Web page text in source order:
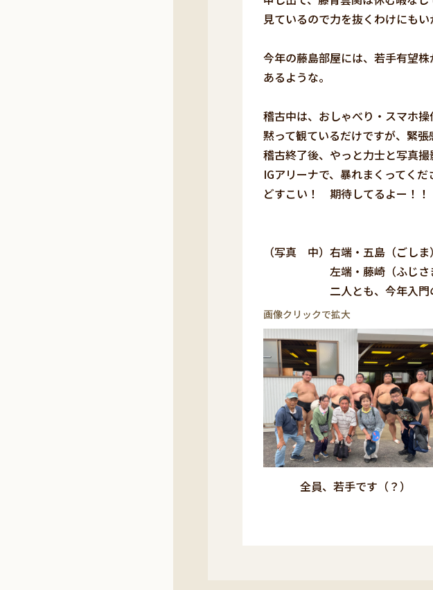
見ているので力を抜くわけにもい
今年の藤島部屋には、若手有望
あるような。
稽古中は、おしゃべり・スマホ
黙って観ているだけですが、緊張
稽古終了後、やっと力士と写真撮
IGアリーナで、暴れまくってくだ
どすこい！ 期待してるよー！！
（写真 中）右端・五島（ごしま
左端・藤崎（ふじさき
二人とも、今年入門の有
画像クリックで拡大
全員、若手です（？）